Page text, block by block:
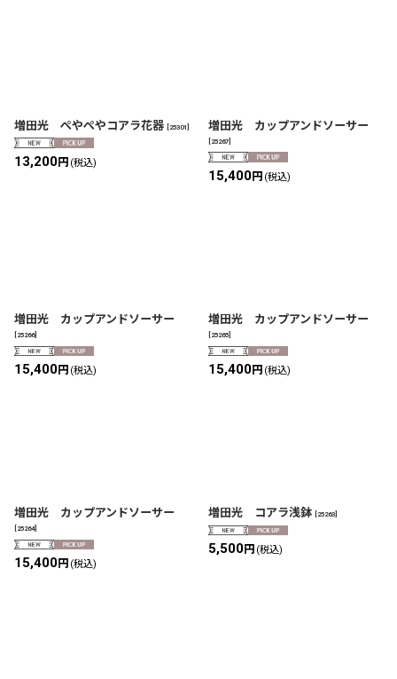
増田光 ぺやぺやコアラ花器 [25301]
13,200円 (税込)
増田光 カップアンドソーサー
[25267]
15,400円 (税込)
増田光 カップアンドソーサー
25266]
15,400円 (税込)
増田光 カップアンドソーサー
25265
15,400円 (税込)
増田光 カップアンドソーサー
25264]
15,400円 (税込)
増田光 コアラ浅鉢 25263
5,500円 (税込)